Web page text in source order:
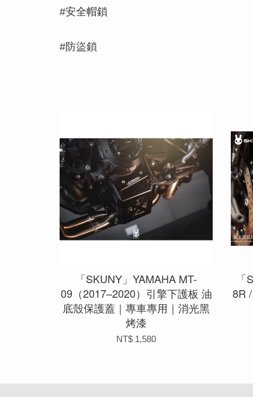
#安全帽鎖
#防盜鎖
「SKUNY」YAMAHA MT-
09（2017–2020）引擎下護板 油
底殼保護蓋｜專車專用｜消光黑
烤漆
NT$ 1,580
8R